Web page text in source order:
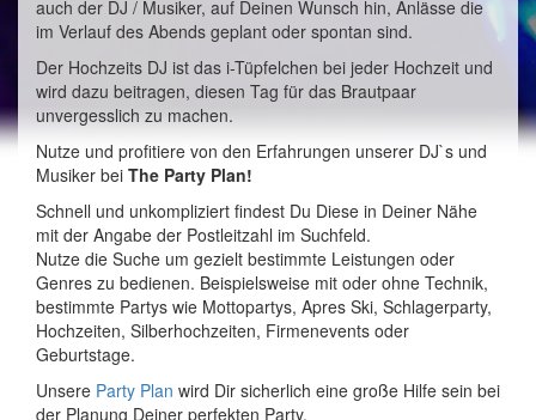
auch der DJ / Musiker, auf Deinen Wunsch hin, Anlässe die
im Verlauf des Abends geplant oder spontan sind.
Der Hochzeits DJ ist das i-Tüpfelchen bei jeder Hochzeit und
wird dazu beitragen, diesen Tag für das Brautpaar
unvergesslich zu machen.
Nutze und profitiere von den Erfahrungen unserer DJ`s und
Musiker bei The Party Plan!
Schnell und unkompliziert findest Du Diese in Deiner Nähe
mit der Angabe der Postleitzahl im Suchfeld.
Nutze die Suche um gezielt bestimmte Leistungen oder
Genres zu bedienen. Beispielsweise mit oder ohne Technik,
bestimmte Partys wie Mottopartys, Apres Ski, Schlagerparty,
Hochzeiten, Silberhochzeiten, Firmenevents oder
Geburtstage.
Unsere Party Plan wird Dir sicherlich eine große Hilfe sein bei
der Planung Deiner perfekten Party.